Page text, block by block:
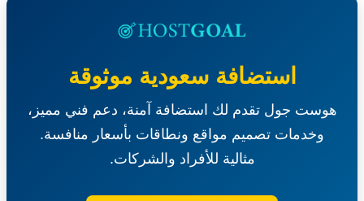
الطائف-
البيئة
والمياه
والزراعة
استضافة سعودية موثوقة
هوست جول تقدم لك استضافة آمنة، دعم فني مميز،
وخدمات تصميم مواقع ونطاقات بأسعار منافسة.
مثالية للأفراد والشركات.